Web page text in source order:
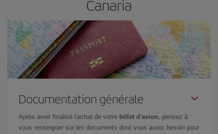
Canaria
Documentation générale
Après avoir finalisé l'achat de votre billet d'avion, pensez à
vous renseigner sur les documents dont vous aurez besoin pour